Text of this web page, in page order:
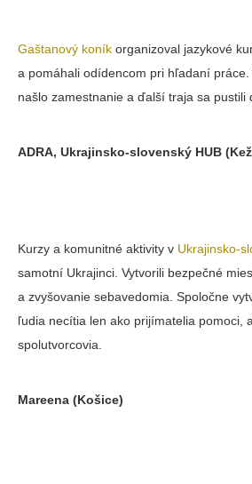
Gaštanový koník organizoval jazykové
a pomáhali odídencom pri hľadaní
našlo zamestnanie a ďalší traja sa pustili
ADRA, Ukrajinsko-slovenský HUB
Kurzy a komunitné aktivity v Ukrajinsko-
samotní Ukrajinci. Vytvorili bezpečné
a zvyšovanie sebavedomia. Spoločne
ľudia necítia len ako prijímatelia pomoci,
spolutvorcovia.
Mareena (Košice)